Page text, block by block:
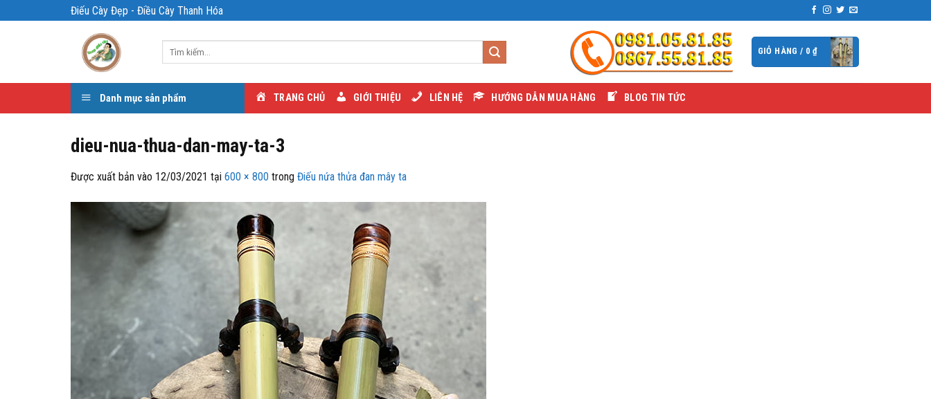
qua
Điếu Cày Đẹp - Điều Cày Thanh Hóa
GIỎ HÀNG / 0 ₫
Danh mục sản phẩm TRANG CHỦ GIỚI THIỆU LIÊN HỆ HƯỚNG DẪN MUA HÀNG BLOG TIN TỨC
dieu-nua-thua-dan-may-ta-3
Được xuất bản vào 12/03/2021 tại 600 × 800 trong Điếu nứa thửa đan mây ta